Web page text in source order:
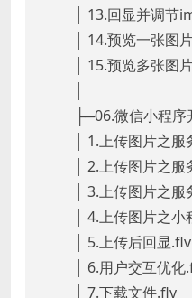
│ 13.回显并调节
│ 14.预览一张图
│ 15.预览多张图
├─06.微信小程序
│ 1.上传图片之
│ 2.上传图片之
│ 3.上传图片之
│ 4.上传图片之
│ 5.上传后回显.flv
│ 6.用户交互优化
│ 7.下载文件.flv